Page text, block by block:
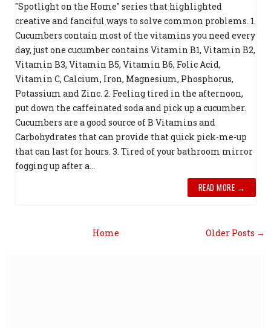
"Spotlight on the Home" series that highlighted
creative and fanciful ways to solve common problems. 1.
Cucumbers contain most of the vitamins you need every
day, just one cucumber contains Vitamin B1, Vitamin B2,
Vitamin B3, Vitamin B5, Vitamin B6, Folic Acid,
Vitamin C, Calcium, Iron, Magnesium, Phosphorus,
Potassium and Zinc. 2. Feeling tired in the afternoon,
put down the caffeinated soda and pick up a cucumber.
Cucumbers are a good source of B Vitamins and
Carbohydrates that can provide that quick pick-me-up
that can last for hours. 3. Tired of your bathroom mirror
fogging up after a...
READ MORE →
Older Posts →
Home